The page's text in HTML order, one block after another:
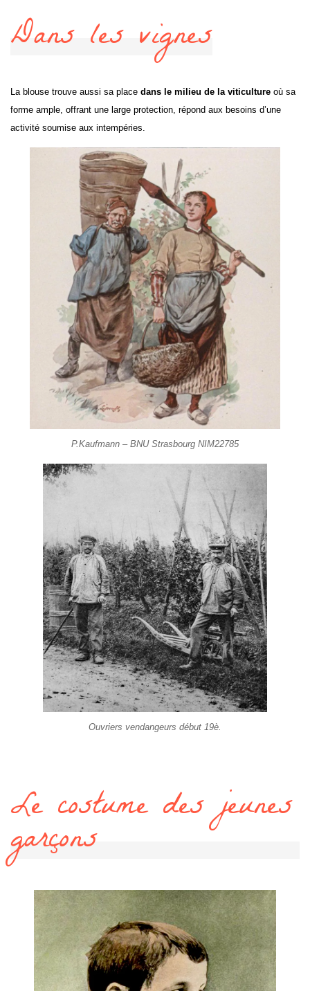
Dans les vignes
La blouse trouve aussi sa place dans le milieu de la viticulture où sa
forme ample, offrant une large protection, répond aux besoins d’une
activité soumise aux intempéries.
P.Kaufmann – BNU Strasbourg NIM22785
Ouvriers vendangeurs début 19è.
Le costume des jeunes
garçons